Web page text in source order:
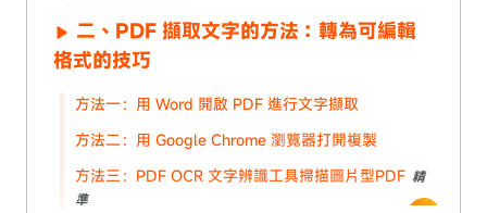
二、PDF 擷取文字的方法：轉為可編輯
格式的技巧
方法一：用 Word 開啟 PDF 進行文字擷取
方法二：用 Google Chrome 瀏覽器打開複製
方法三：PDF OCR 文字辨識工具掃描圖片型PDF 精
準